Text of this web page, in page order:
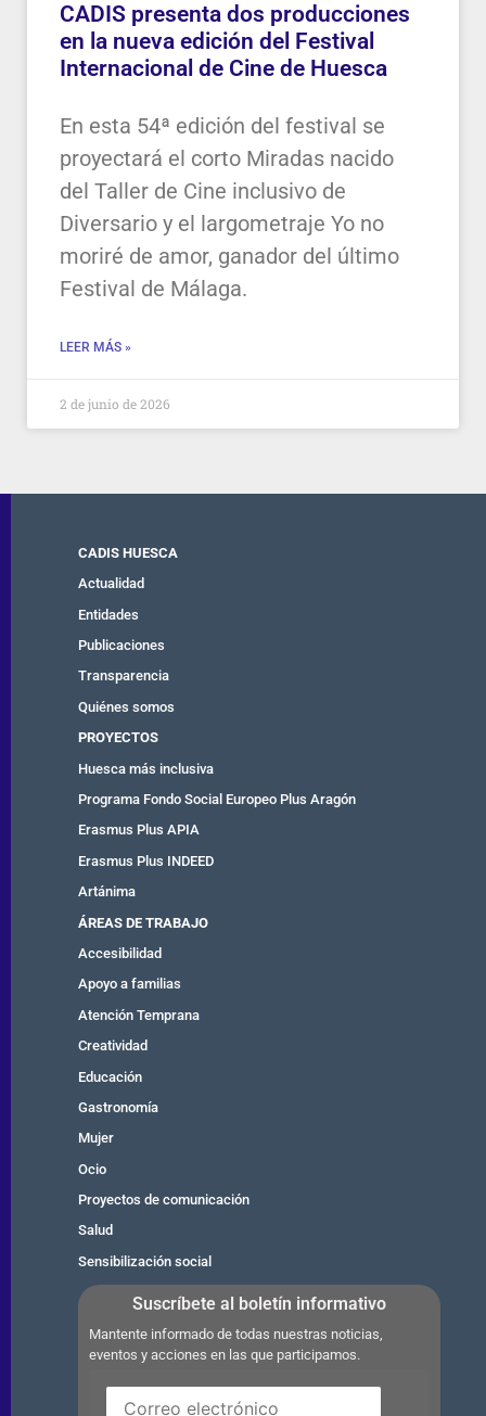
CADIS presenta dos producciones
en la nueva edición del Festival
Internacional de Cine de Huesca
En esta 54ª edición del festival se
proyectará el corto Miradas nacido
del Taller de Cine inclusivo de
Diversario y el largometraje Yo no
moriré de amor, ganador del último
Festival de Málaga.
LEER MÁS »
2 de junio de 2026
CADIS HUESCA
Actualidad
Entidades
Publicaciones
Transparencia
Quiénes somos
PROYECTOS
Huesca más inclusiva
Programa Fondo Social Europeo Plus Aragón
Erasmus Plus APIA
Erasmus Plus INDEED
Artánima
ÁREAS DE TRABAJO
Accesibilidad
Apoyo a familias
Atención Temprana
Creatividad
Educación
Gastronomía
Mujer
Ocio
Proyectos de comunicación
Salud
Sensibilización social
Suscríbete al boletín informativo
Mantente informado de todas nuestras noticias,
eventos y acciones en las que participamos.